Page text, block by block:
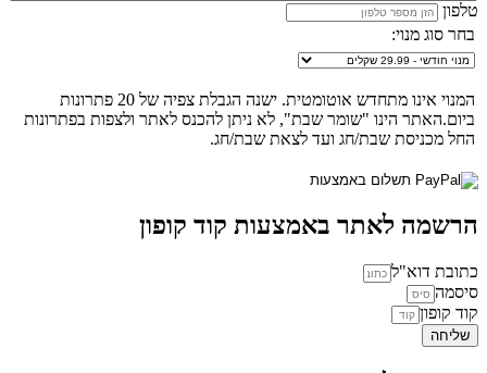
טלפון
בחר סוג מנוי:
המנוי אינו מתחדש אוטומטית. ישנה הגבלת צפיה של 20 פתרונות
ביום.האתר הינו "שומר שבת", לא ניתן להכנס לאתר ולצפות בפתרונות
החל מכניסת שבת/חג ועד לצאת שבת/חג.
הרשמה לאתר באמצעות קוד קופון
כתובת דוא"ל
סיסמה
קוד קופון
שליחה